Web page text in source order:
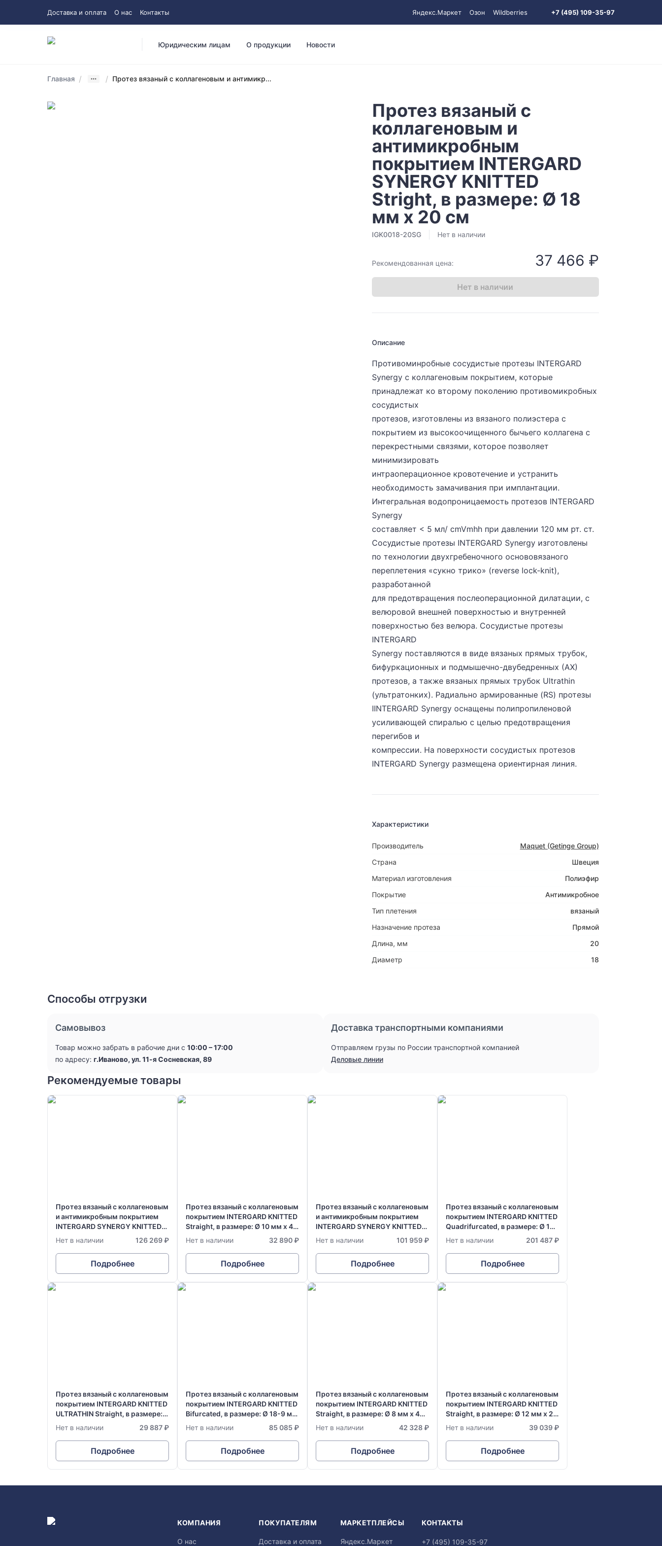
Доставка и оплата О нас Контакты Яндекс.Маркет Озон Wildberries +7 (495) 109-35-97
Юридическим лицам О продукции Новости
Главная / / Протез вязаный с коллагеновым и антимикр...
Протез вязаный с
коллагеновым и
антимикробным
покрытием INTERGARD
SYNERGY KNITTED
Stright, в размере: Ø 18
мм х 20 см
IGK0018-20SG Нет в наличии
Рекомендованная цена: 37 466 ₽
Нет в наличии
Описание
Противоминробные сосудистые протезы INTERGARD
Synergy с коллагеновым покрытием, которые
принадлежат ко второму поколению противомикробных
сосудистых
протезов, изготовлены из вязаного полиэстера с
покрытием из высокоочищенного бычьего коллагена с
перекрестными связями, которое позволяет
минимизировать
интраоперационное кровотечение и устранить
необходимость замачивания при имплантации.
Интегральная водопроницаемость протезов INTERGARD
Synergy
составляет < 5 мл/ cmVmhh при давлении 120 мм рт. ст.
Сосудистые протезы INTERGARD Synergy изготовлены
по технологии двухгребеночного основовязаного
переплетения «сукно трико» (reverse lock-knit),
разработанной
для предотвращения послеоперационной дилатации, с
велюровой внешней поверхностью и внутренней
поверхностью без велюра. Сосудистые протезы
INTERGARD
Synergy поставляются в виде вязаных прямых трубок,
бифуркационных и подмышечно-двубедренных (АХ)
протезов, а также вязаных прямых трубок Ultrathin
(ультратонких). Радиально армированные (RS) протезы
IINTERGARD Synergy оснащены полипропиленовой
усиливающей спиралью с целью предотвращения
перегибов и
компрессии. На поверхности сосудистых протезов
INTERGARD Synergy размещена ориентирная линия.
Характеристики
Производитель
Maquet (Getinge Group)
Страна
Швеция
Материал изготовления
Полиэфир
Покрытие
Антимикробное
Тип плетения
вязаный
Назначение протеза
Прямой
Длина, мм
20
Диаметр
18
Способы отгрузки
Самовывоз
Товар можно забрать в рабочие дни с 10:00 – 17:00
по адресу: г.Иваново, ул. 11-я Сосневская, 89
Доставка транспортными компаниями
Отправляем грузы по России транспортной компанией
Деловые линии
Рекомендуемые товары
Протез вязаный с коллагеновым
и антимикробным покрытием
INTERGARD SYNERGY KNITTED
ULTRATHIN Stright Radially
Ø 6 мм х 70 см
Нет в наличии 126 269 ₽
Подробнее
Протез вязаный с коллагеновым
покрытием INTERGARD KNITTED
Straight, в размере: Ø 10 мм х 40
см
Нет в наличии 32 890 ₽
Подробнее
Протез вязаный с коллагеновым
и антимикробным покрытием
INTERGARD SYNERGY KNITTED
Bifurcated, в размере: Ø 14-7 мм
Нет в наличии 101 959 ₽
Подробнее
Протез вязаный с коллагеновым
покрытием INTERGARD KNITTED
Quadrifurcated, в размере: Ø 16-
8-8 мм х 15-35-34 см
Нет в наличии 201 487 ₽
Подробнее
Протез вязаный с коллагеновым
покрытием INTERGARD KNITTED
ULTRATHIN Straight, в размере:
Ø 7 мм х 20 см
Нет в наличии 29 887 ₽
Подробнее
Протез вязаный с коллагеновым
покрытием INTERGARD KNITTED
Bifurcated, в размере: Ø 18-9 мм
х 50 см
Нет в наличии 85 085 ₽
Подробнее
Протез вязаный с коллагеновым
покрытием INTERGARD KNITTED
Straight, в размере: Ø 8 мм х 40
см
Нет в наличии 42 328 ₽
Подробнее
Протез вязаный с коллагеновым
покрытием INTERGARD KNITTED
Straight, в размере: Ø 12 мм х 20
см
Нет в наличии 39 039 ₽
Подробнее
КОМПАНИЯ
О нас
ПОКУПАТЕЛЯМ
Доставка и оплата
МАРКЕТПЛЕЙСЫ
Яндекс.Маркет
КОНТАКТЫ
+7 (495) 109-35-97